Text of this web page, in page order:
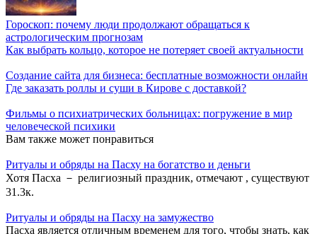
Гороскоп: почему люди продолжают обращаться к
астрологическим прогнозам
Как выбрать кольцо, которое не потеряет своей актуальности
Создание сайта для бизнеса: бесплатные возможности онлайн
Где заказать роллы и суши в Кирове с доставкой?
Фильмы о психиатрических больницах: погружение в мир
человеческой психики
Вам также может понравиться
Ритуалы и обряды на Пасху на богатство и деньги
Хотя Пасха － религиозный праздник, отмечают , существуют
31.3к.
Ритуалы и обряды на Пасху на замужество
Пасха является отличным временем для того, чтобы знать, как